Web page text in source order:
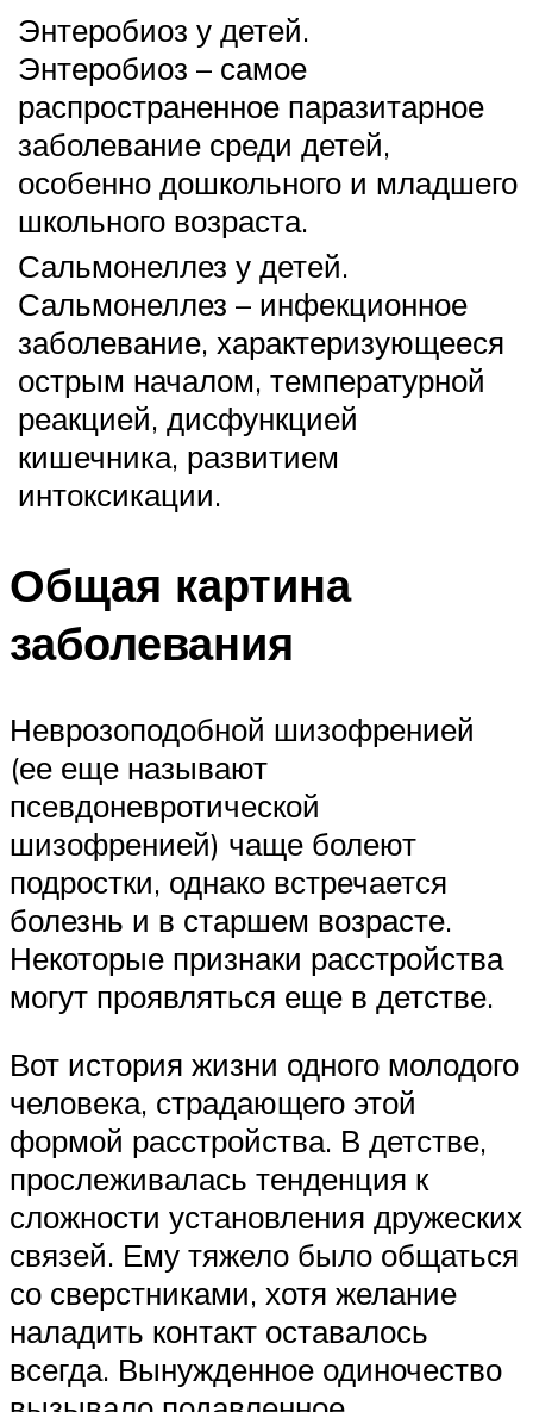
Энтеробиоз у детей.
Энтеробиоз – самое
распространенное паразитарное
заболевание среди детей,
особенно дошкольного и младшего
школьного возраста.
Сальмонеллез у детей.
Сальмонеллез – инфекционное
заболевание, характеризующееся
острым началом, температурной
реакцией, дисфункцией
кишечника, развитием
интоксикации.
Общая картина
заболевания
Неврозоподобной шизофренией
(ее еще называют
псевдоневротической
шизофренией) чаще болеют
подростки, однако встречается
болезнь и в старшем возрасте.
Некоторые признаки расстройства
могут проявляться еще в детстве.
Вот история жизни одного молодого
человека, страдающего этой
формой расстройства. В детстве,
прослеживалась тенденция к
сложности установления дружеских
связей. Ему тяжело было общаться
со сверстниками, хотя желание
наладить контакт оставалось
всегда. Вынужденное одиночество